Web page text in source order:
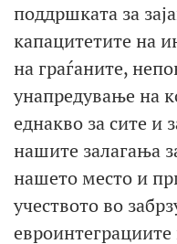
поддршката за
капацитетите на
на граѓаните,
унапредување на
еднакво за сите и
нашите залагања
нашето место и
учеството во